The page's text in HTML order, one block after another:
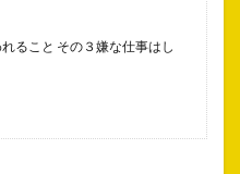
ること その３嫌な仕事はし